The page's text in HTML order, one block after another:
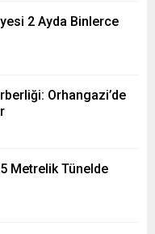
2 Ayda Binlerce
Orhangazi’de
Metrelik Tünelde